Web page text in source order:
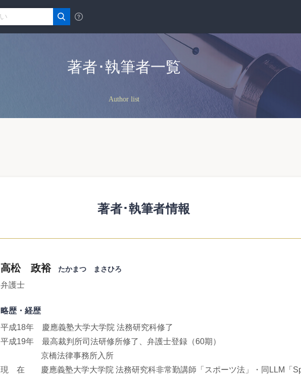
著者･執筆者一覧
Author list
著者･執筆者情報
高松 政裕 たかまつ まさひろ
弁護士
略歴・経歴
平成18年 慶應義塾大学大学院 法務研究科修了
平成19年 最高裁判所司法研修所修了、弁護士登録（60期）
京橋法律事務所入所
現 在 慶應義塾大学大学院 法務研究科非常勤講師「スポーツ法」・同LLM「